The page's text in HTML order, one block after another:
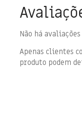
Não há
Apenas clientes
produto podem